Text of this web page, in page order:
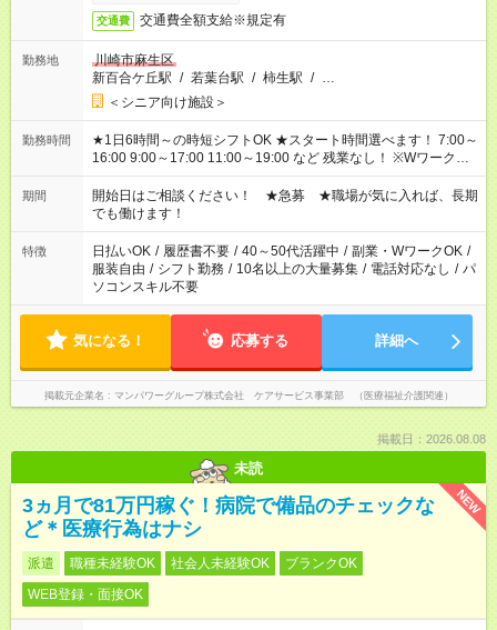
交通費 交通費全額支給※規定有
勤務地
川崎市麻生区
新百合ケ丘駅 / 若葉台駅 / 柿生駅 / …
＜シニア向け施設＞
勤務時間
★1日6時間～の時短シフトOK ★スタート時間選べます！ 7:00～
16:00 9:00～17:00 11:00～19:00 など 残業なし！ ※Wワークの
場合、他のお仕事と合わせ週40時間超の就業はご案内できませ
ん ※法令に基づき、週20時間以上勤務は社会保険への加入対象
となります ※労働者派遣法（日雇い派遣の原則禁止）により、
短時間・短期間の就業はご案内が難しい場合があります
期間
開始日はご相談ください！ ★急募 ★職場が気に入れば、長期
でも働けます！
特徴 日払いOK / 履歴書不要 / 40～50代活躍中 / 副業・WワークOK /
服装自由 / シフト勤務 / 10名以上の大量募集 / 電話対応なし / パ
ソコンスキル不要
気になる！ 応募する 詳細へ
掲載元企業名 マンパワーグループ株式会社 ケアサービス事業部 （医療福祉介護関連）
掲載日：2026.08.08
未読
NEW
3ヵ月で81万円稼ぐ！病院で備品のチェックな
ど＊医療行為はナシ
派遣 職種未経験OK 社会人未経験OK
ブランクOK
WEB登録・面接OK